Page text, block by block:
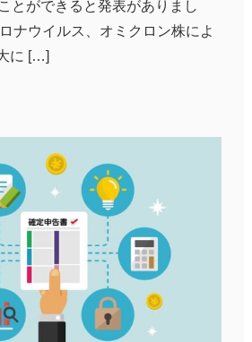
とができると発表がありまし
ナウイルス、オミクロン株によ
に […]